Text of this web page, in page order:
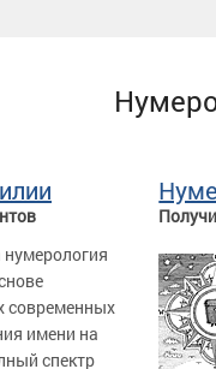
современных
имени на
спектр